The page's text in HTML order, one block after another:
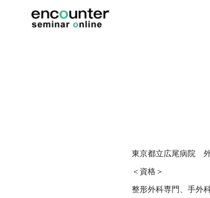
東京都立広尾病院
＜資格＞
整形外科専門、手外